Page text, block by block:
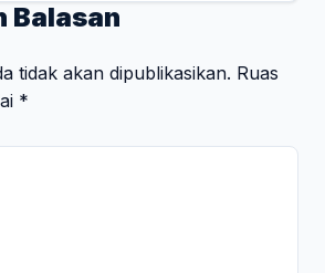
Balasan
tidak akan dipublikasikan. Ruas
*